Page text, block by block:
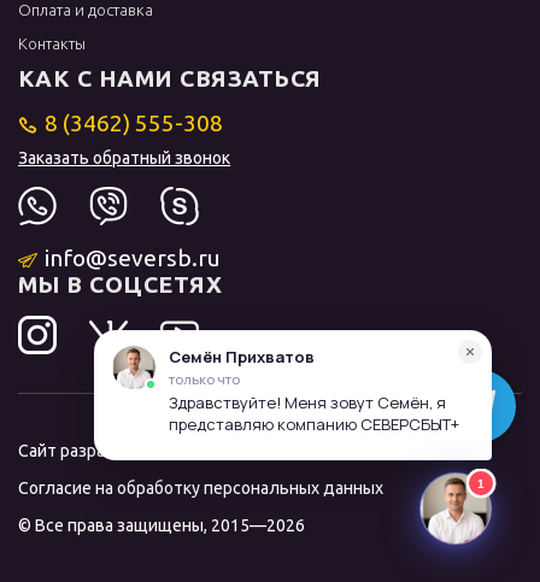
Оплата и доставка
Контакты
КАК С НАМИ СВЯЗАТЬСЯ
8 (3462) 555-308
Заказать обратный звонок
info@seversb.ru
МЫ В СОЦСЕТЯХ
Сайт разработал и продвинул
Согласие на обработку персональных данных
© Все права защищены, 2015—2026